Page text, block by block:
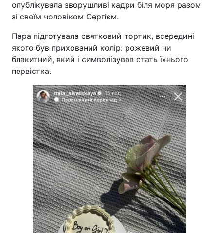
Економіка Світ
Техно і зв'язок Лайт
Зброя Інциденти
Здоров'я Туризм
Цікавинки Погода
Екологія Регіони
Лонгріди
Відео з Youtube Статті
Інтерв'ю Думки
Архів Вакансії
опублікувала зворушливі кадри біля моря разом
зі своїм чоловіком Сергієм.
Пара підготувала святковий тортик, всередині
якого був прихований колір: рожевий чи
блакитний, який і символізував стать їхнього
первістка.